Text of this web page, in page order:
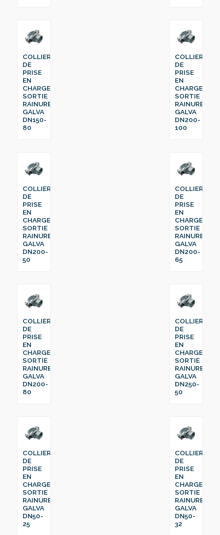
COLLIER
DE
PRISE
EN
CHARGE
SORTIE
RAINURE
GALVA
DN150-
80
COLLIER
DE
PRISE
EN
CHARGE
SORTIE
RAINURE
GALVA
DN200-
100
COLLIER
DE
PRISE
EN
CHARGE
SORTIE
RAINURE
GALVA
DN200-
50
COLLIER
DE
PRISE
EN
CHARGE
SORTIE
RAINURE
GALVA
DN200-
65
COLLIER
DE
PRISE
EN
CHARGE
SORTIE
RAINURE
GALVA
DN200-
80
COLLIER
DE
PRISE
EN
CHARGE
SORTIE
RAINURE
GALVA
DN250-
50
COLLIER
DE
PRISE
EN
CHARGE
SORTIE
RAINURE
GALVA
DN50-
25
COLLIER
DE
PRISE
EN
CHARGE
SORTIE
RAINURE
GALVA
DN50-
32